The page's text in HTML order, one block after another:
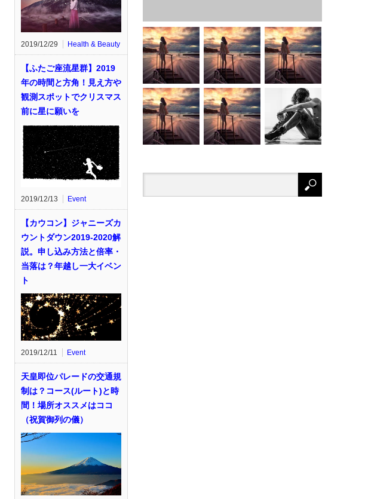
2019/12/29 Health & Beauty
【ふたご座流星群】2019
年の時間と方角！見え方や
観測スポットでクリスマス
前に星に願いを
2019/12/13 Event
【カウコン】ジャニーズカ
ウントダウン2019-2020解
説。申し込み方法と倍率・
当落は？年越し一大イベン
ト
2019/12/11 Event
天皇即位パレードの交通規
制は？コース(ルート)と時
間！場所オススメはココ
（祝賀御列の儀）